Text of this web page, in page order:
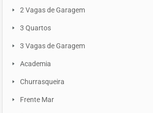
2 Vagas de Garagem
3 Quartos
3 Vagas de Garagem
Academia
Churrasqueira
Frente Mar